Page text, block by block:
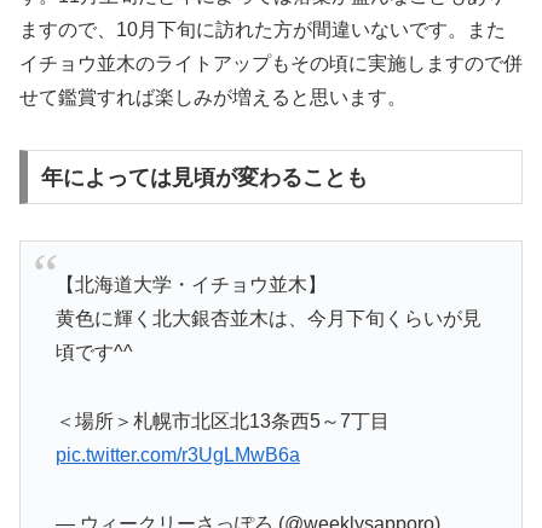
ますので、10月下旬に訪れた方が間違いないです。また
イチョウ並木のライトアップもその頃に実施しますので併
せて鑑賞すれば楽しみが増えると思います。
年によっては見頃が変わることも
【北海道大学・イチョウ並木】
黄色に輝く北大銀杏並木は、今月下旬くらいが見
頃です^^
＜場所＞札幌市北区北13条西5～7丁目
pic.twitter.com/r3UgLMwB6a
— ウィークリーさっぽろ (@weeklysapporo)